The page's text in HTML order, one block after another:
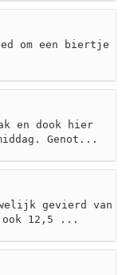
om een biertje
en dook hier
Genot...
gevierd van
ook 12,5 ...